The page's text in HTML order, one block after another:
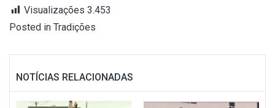
Visualizações 3.453
Posted in Tradições
NOTÍCIAS RELACIONADAS